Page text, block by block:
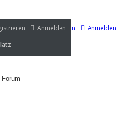
Anmelden Anmelden
Registrieren
Forum